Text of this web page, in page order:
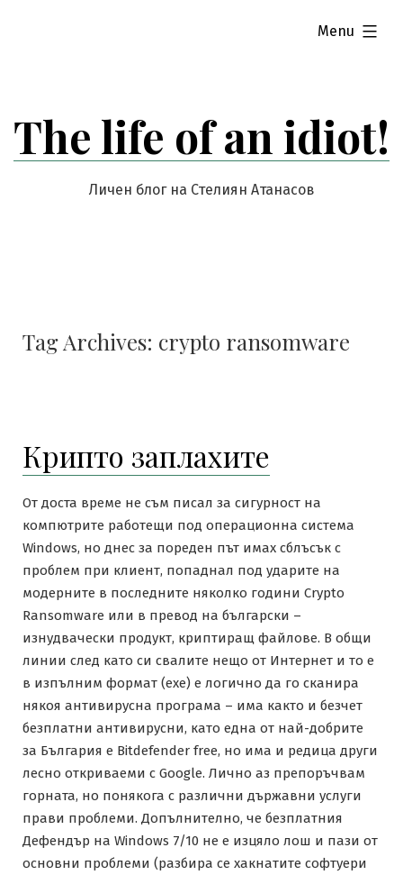
The life of an idiot!
Личен блог на Стелиян Атанасов
Menu
expanded
Tag Archives: crypto ransomware
Крипто заплахите
От доста време не съм писал за сигурност на
компютрите работещи под операционна система
Windows, но днес за пореден път имах сблъсък с
проблем при клиент, попаднал под ударите на
модерните в последните няколко години Crypto
Ransomware или в превод на български –
изнудвачески продукт, криптиращ файлове. В общи
линии след като си свалите нещо от Интернет и то е
в изпълним формат (ехе) е логично да го сканира
някоя антивирусна програма – има както и безчет
безплатни антивирусни, като една от най-добрите
за България е Bitdefender free, но има и редица други
лесно откриваеми с Google. Лично аз препоръчвам
горната, но понякога с различни държавни услуги
прави проблеми. Допълнително, че безплатния
Дефендър на Windows 7/10 не е изцяло лош и пази от
основни проблеми (разбира се хакнатите софтуери